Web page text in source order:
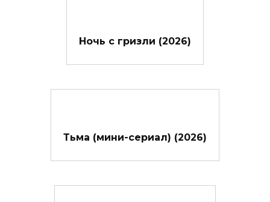
Ночь с гризли (2026)
Тьма (мини-сериал) (2026)